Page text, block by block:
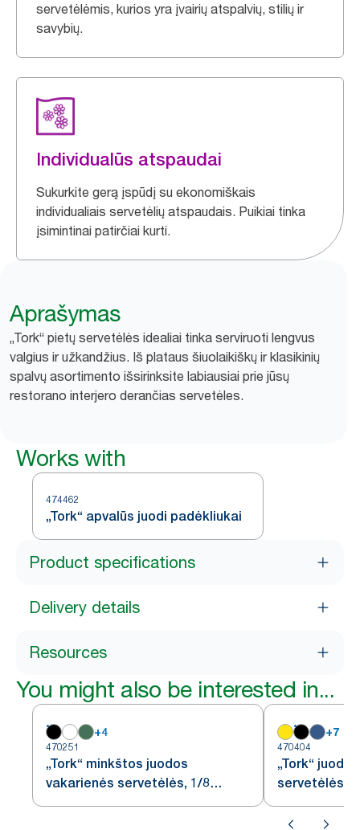
servetėlėmis, kurios yra įvairių atspalvių, stilių ir
savybių.
Individualūs atspaudai
Sukurkite gerą įspūdį su ekonomiškais
individualiais servetėlių atspaudais. Puikiai tinka
įsimintinai patirčiai kurti.
Aprašymas
„Tork“ pietų servetėlės idealiai tinka serviruoti lengvus
valgius ir užkandžius. Iš plataus šiuolaikiškų ir klasikinių
spalvų asortimento išsirinksite labiausiai prie jūsų
restorano interjero derančias servetėles.
Works with
474462
„Tork“ apvalūs juodi padėkliukai
Product specifications
Delivery details
Resources
You might also be interested in...
+4
470251
„Tork“ minkštos juodos
vakarienės servetėlės, 1/8
lankstymo
+7
470404
„Tork“
servetėlės